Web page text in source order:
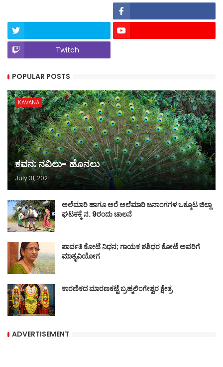
Twitch
POPULAR POSTS
KAVANA
ಕವನ: ನವಿಲು- ಹೊನಲು
July 31, 2021
ಅಲೆಮಾರಿ ಹಾಗೂ ಅರೆ ಅಲೆಮಾರಿ ಜನಾಂಗಗಳ ಒಕ್ಕೂಟ ಜಿಲ್ಲಾ
ಘಟಕಕ್ಕೆ ನ. 9ರಂದು ಚಾಲನೆ
ಪಾರ್ವತಿ ಕೋಟೆ ನಿಧನ; ಗಾಯಕ ಶಶಿಧರ ಕೋಟೆ ಅವರಿಗೆ
ಮಾತೃವಿಯೋಗ
ಕಾರಣಿಕದ ಮಾರಣಕಟ್ಟೆ ಬ್ರಹ್ಮಲಿಂಗೇಶ್ವರ ಕ್ಷೇತ್ರ
ADVERTISEMENT